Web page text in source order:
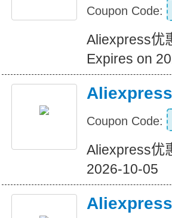
Coupon Code:
Aliexpress优
Expires on
Coupon Code:
Aliexpress优
2026-10-05